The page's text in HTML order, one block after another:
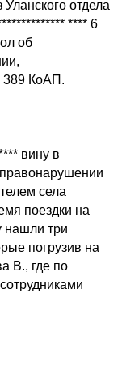
отдела
**** 6
об
389 КоАП.
вину в
села
поездки на
нашли три
погрузив на
В., где по